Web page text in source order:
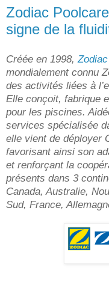
Zodiac
signe de la
Créée en 1998,
mondialement connu
des activités liées à
Elle conçoit, fabrique
pour les piscines.
services spécialisée
elle vient de déployer
favorisant ainsi son
et renforçant la
présents dans 3
Canada, Australie,
Sud, France,